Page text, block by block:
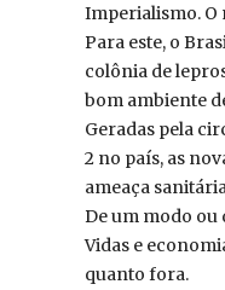
Imperialismo. O
Para este, o
colônia de
bom ambiente
Geradas pela
2 no país, as
ameaça
De um modo ou
Vidas e
quanto fora.